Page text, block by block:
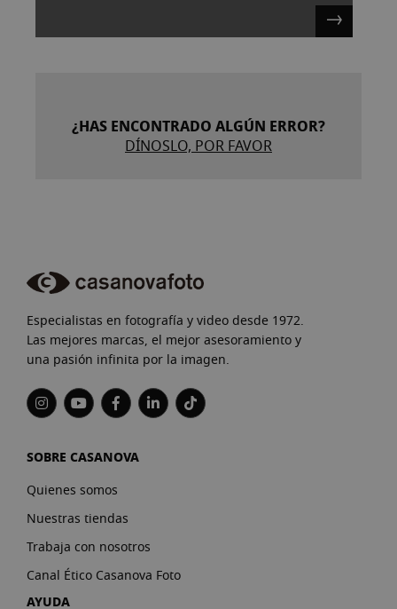
¿HAS ENCONTRADO ALGÚN ERROR?
DÍNOSLO, POR FAVOR
Especialistas en fotografía y video desde 1972.
Las mejores marcas, el mejor asesoramiento y
una pasión infinita por la imagen.
SOBRE CASANOVA
Quienes somos
Nuestras tiendas
Trabaja con nosotros
Canal Ético Casanova Foto
AYUDA